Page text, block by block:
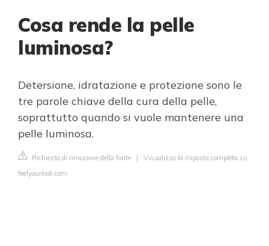
Cosa rende la pelle
luminosa?
Detersione, idratazione e protezione sono le
tre parole chiave della cura della pelle,
soprattutto quando si vuole mantenere una
pelle luminosa.
Richiesta di rimozione della fonte | Visualizza la risposta completa su
feelyourlook.com